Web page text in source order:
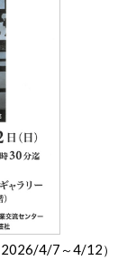
2026/4/7 ～4/12）